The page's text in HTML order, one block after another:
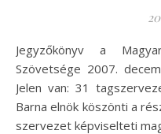
Jegyzőkönyv a Magyar Civil Szervezetek Erdélyi
Szövetsége 2007.
Jelen van: 31
Barna elnök köszönti a
szervezet képviselteti